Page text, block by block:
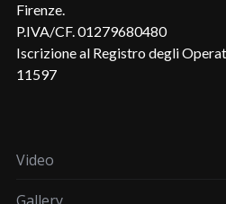
Firenze.
P.IVA/CF. 01279680480
Iscrizione al Registro degli
11597
Video